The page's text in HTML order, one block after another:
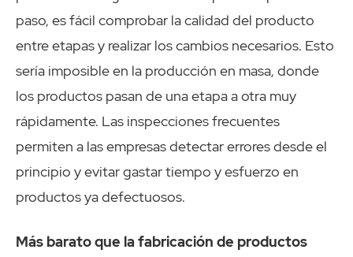
paso, es fácil comprobar la calidad del producto
entre etapas y realizar los cambios necesarios. Esto
sería imposible en la producción en masa, donde
los productos pasan de una etapa a otra muy
rápidamente. Las inspecciones frecuentes
permiten a las empresas detectar errores desde el
principio y evitar gastar tiempo y esfuerzo en
productos ya defectuosos.
Más barato que la fabricación de productos